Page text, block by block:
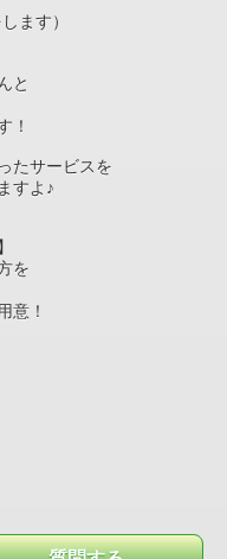
ます）
と
！
たサービスを
すよ♪
を
意！